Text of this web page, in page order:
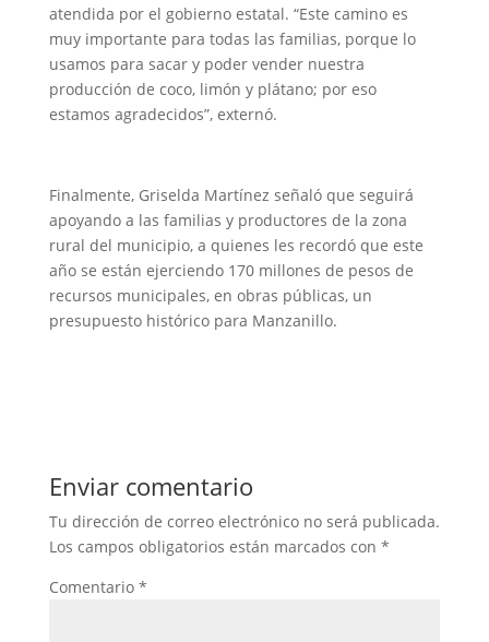
atendida por el gobierno estatal. “Este camino es
muy importante para todas las familias, porque lo
usamos para sacar y poder vender nuestra
producción de coco, limón y plátano; por eso
estamos agradecidos”, externó.
Finalmente, Griselda Martínez señaló que seguirá
apoyando a las familias y productores de la zona
rural del municipio, a quienes les recordó que este
año se están ejerciendo 170 millones de pesos de
recursos municipales, en obras públicas, un
presupuesto histórico para Manzanillo.
Enviar comentario
Tu dirección de correo electrónico no será publicada.
Los campos obligatorios están marcados con *
Comentario *